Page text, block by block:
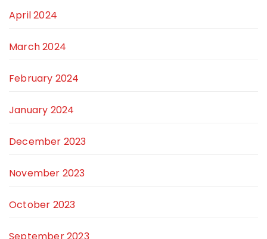
April 2024
March 2024
February 2024
January 2024
December 2023
November 2023
October 2023